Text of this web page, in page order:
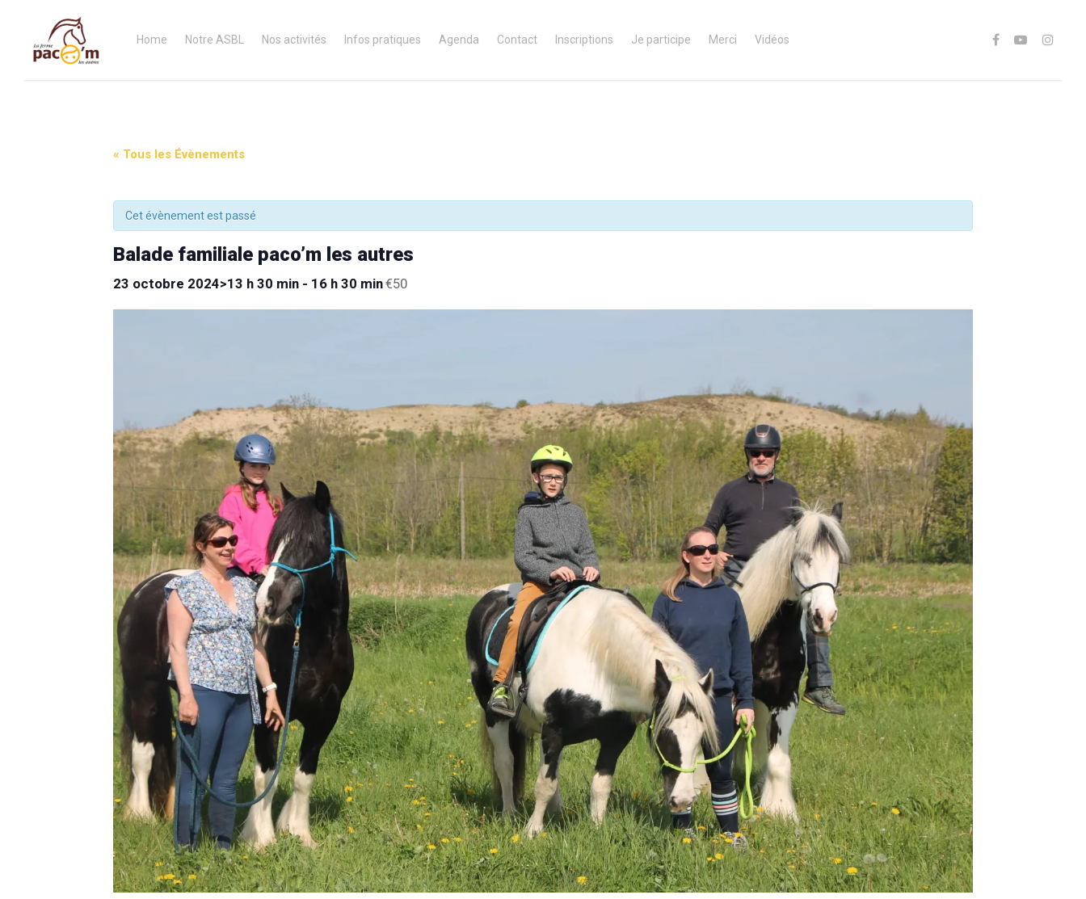
Home Notre ASBL Nos activités Infos pratiques Agenda Contact Inscriptions Je participe Merci Vidéos
« Tous les Évènements
Cet évènement est passé
Balade familiale paco’m les autres
23 octobre 2024>13 h 30 min - 16 h 30 min€50